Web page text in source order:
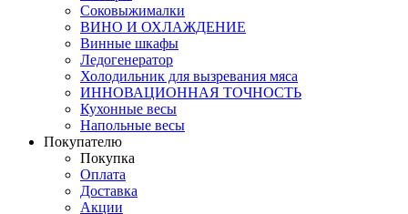
Соковыжималки
ВИНО И ОХЛАЖДЕНИЕ
Винные шкафы
Ледогенератор
Холодильник для вызревания мяса
ИННОВАЦИОННАЯ ТОЧНОСТЬ
Кухонные весы
Напольные весы
Покупателю
Покупка
Оплата
Доставка
Акции